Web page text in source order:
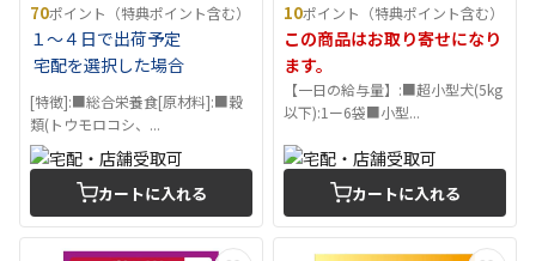
70ポイント（特典ポイント含む）
１～４日で出荷予定
宅配を選択した場合
[特徴]:■総合栄養食[原材料]:■穀
類(トウモロコシ、...
カートに入れる
10ポイント（特典ポイント含む）
この商品はお取り寄せになり
ます。
【一日の給与量】:■超小型犬(5kg
以下):1ー6袋■小型...
カートに入れる